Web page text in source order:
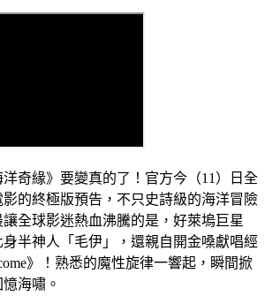
奇緣》要變真的了！官方今（11）日全
的終極版預告，不只史詩級的海洋冒險
全球影迷熱血沸騰的是，好萊塢巨星
身半神人「毛伊」，還親自開金嗓獻唱經
》！熟悉的魔性旋律一響起，瞬間掀
海嘯。